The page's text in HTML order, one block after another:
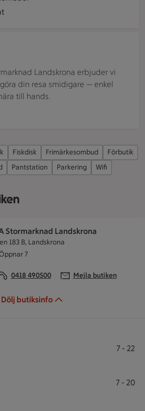
Landskrona erbjuder vi
din resa smidigare — enkel
till hands.
Fiskdisk Frimärkesombud
Förbutik
Pantstation Parkering Wifi
Stormarknad Landskrona
183 B, Landskrona
Stormarknad Landskrona har stängt,
7
0418 490500 Mejla butiken
Dölj butiksinfo
7 till 22
7 - 22
Alla dagar 7 till 20
7 - 20